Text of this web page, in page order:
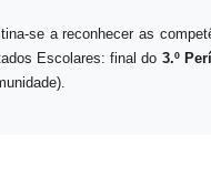
se a reconhecer as
Escolares: final do 3.º